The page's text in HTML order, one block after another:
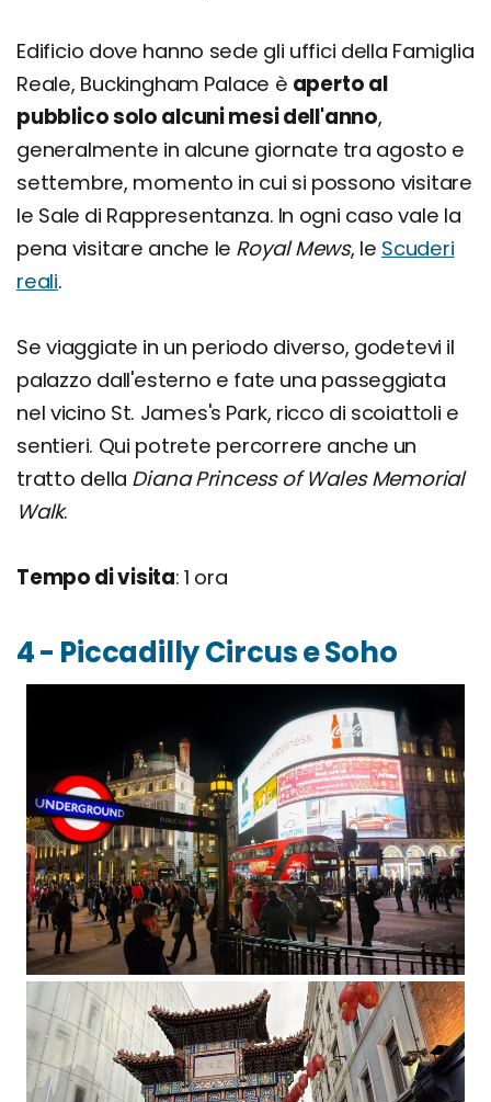
Edificio dove hanno sede gli uffici della Famiglia
Reale, Buckingham Palace è aperto al
pubblico solo alcuni mesi dell'anno,
generalmente in alcune giornate tra agosto e
settembre, momento in cui si possono visitare
le Sale di Rappresentanza. In ogni caso vale la
pena visitare anche le Royal Mews, le Scuderi
reali.
Se viaggiate in un periodo diverso, godetevi il
palazzo dall'esterno e fate una passeggiata
nel vicino St. James's Park, ricco di scoiattoli e
sentieri. Qui potrete percorrere anche un
tratto della Diana Princess of Wales Memorial
Walk.
Tempo di visita: 1 ora
4 - Piccadilly Circus e Soho